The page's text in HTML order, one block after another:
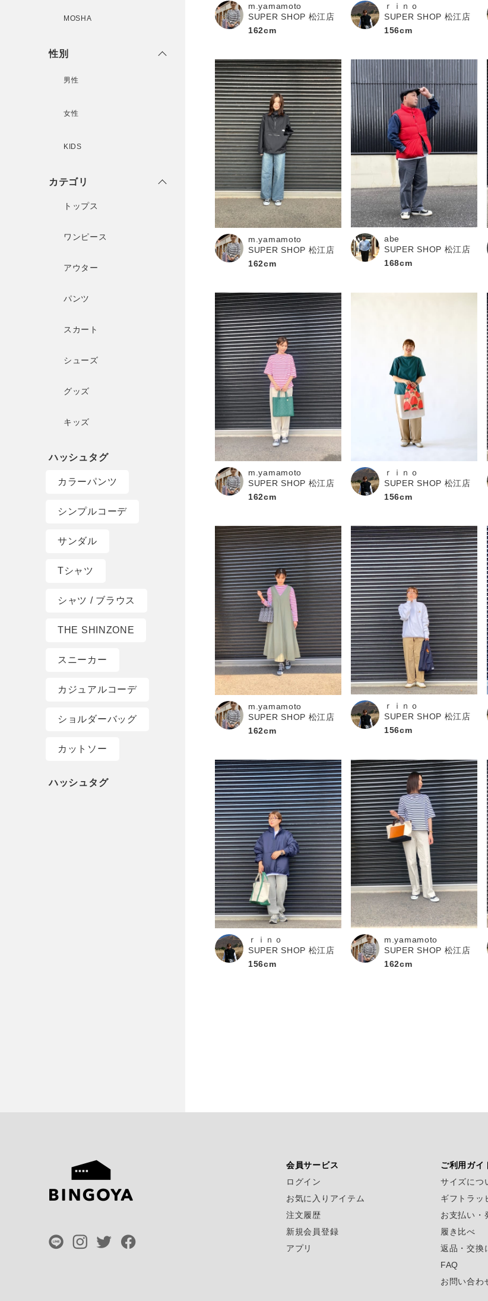
MOSHA
性別
男性
女性
KIDS
カテゴリ
トップス
ワンピース
アウター
パンツ
スカート
シューズ
グッズ
キッズ
カラーパンツ
シンプルコーデ
サンダル
Tシャツ
シャツ / ブラウス
THE SHINZONE
スニーカー
カジュアルコーデ
ショルダーバッグ
カットソー
m.yamamoto
SUPER SHOP 松江店
162cm
ｒｉｎｏ
SUPER SHOP 松江店
156cm
m.yamamoto
SUPER SHOP 松江店
162cm
abe
SUPER SHOP 松江店
168cm
m.yamamoto
SUPER SHOP 松江店
162cm
ｒｉｎｏ
SUPER SHOP 松江店
156cm
m.yamamoto
SUPER SHOP 松江店
162cm
ｒｉｎｏ
SUPER SHOP 松江店
156cm
ｒｉｎｏ
SUPER SHOP 松江店
156cm
m.yamamoto
SUPER SHOP 松江店
162cm
会員サービス
ログイン
お気に入りアイテム
注文履歴
新規会員登録
アプリ
ご利用ガイ
サイズにつ
ギフトラッ
お支払い・
履き比べ
返品・交換
FAQ
お問い合わ